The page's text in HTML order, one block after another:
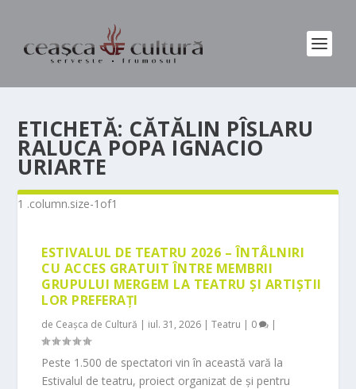
ETICHETĂ: CĂTĂLIN PÎSLARU
RALUCA POPA IGNACIO
URIARTE
ESTIVALUL DE TEATRU 2026 – ÎNTÂLNIRI
CU ACCES GRATUIT ÎNTRE MEMBRII
GRUPULUI MERGEM LA TEATRU ȘI ARTIȘTII
LOR PREFERAȚI
de Ceașca de Cultură | iul. 31, 2026 |Teatru | 0 |
Peste 1.500 de spectatori vin în această vară la
Estivalul de teatru, proiect organizat de și pentru